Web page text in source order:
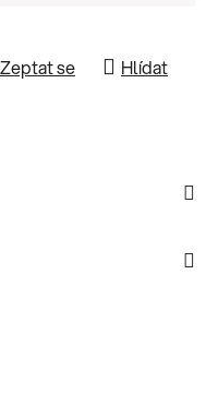
Zeptat se Hlídat